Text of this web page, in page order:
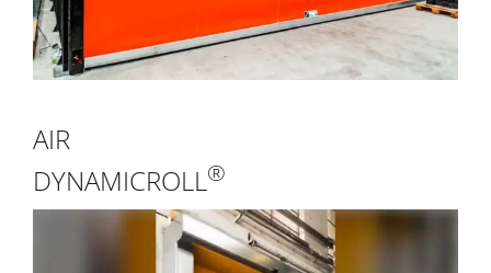
AIR
DYNAMICROLL®